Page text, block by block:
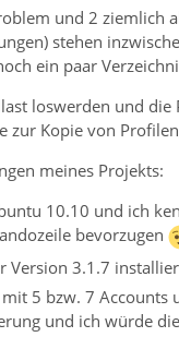
und 2 ziemlich
stehen
ein paar
loswerden und
zur Kopie von
meines Projekts:
10.10 und ich
bevorzugen
Version 3.1.7
5 bzw. 7
und ich würde